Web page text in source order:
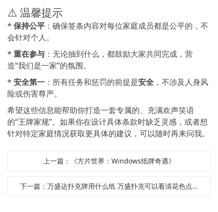
⚠️ 温馨提示
* 保持公平 ：确保签条内容对每位家庭成员都是公平的，不
会针对个人。
* 重在参与 ：无论抽到什么，都鼓励大家共同完成，营
造“我们是一家”的氛围。
* 安全第一 ：所有任务和惩罚的前提是安全 ，不涉及人身风
险或伤害尊严。
希望这些信息能帮助你打造一套专属的、充满欢声笑语
的“王牌家规”。如果你在设计具体条款时缺乏灵感，或者想
针对特定家庭情况获取更具体的建议，可以随时再来问我。
上一篇：《方片世界：Windows纸牌奇遇》
下一篇：万盛达扑克牌用什么纸 万盛扑克可以看清花色点数